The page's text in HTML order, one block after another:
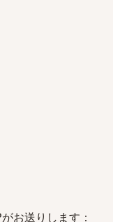
お送りします：